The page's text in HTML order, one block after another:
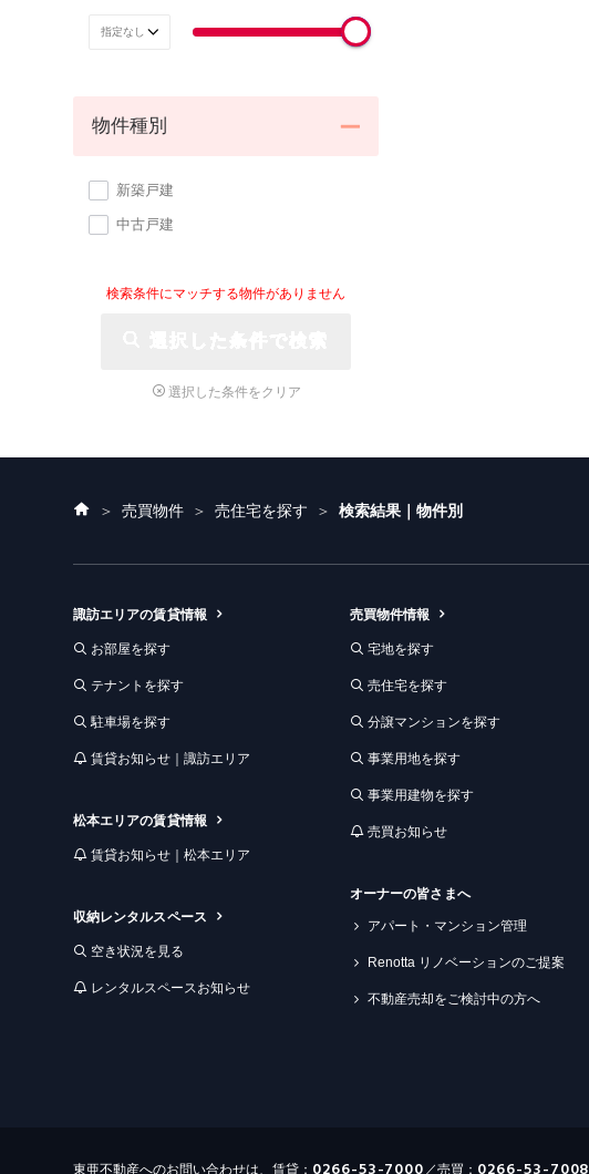
物件種別
新築戸建
中古戸建
選択した条件をクリア
ホ
ム
売買物件 売住宅を探す 検索結果｜物件別
諏訪エリアの賃貸情報
お部屋を探す
テナントを探す
駐車場を探す
賃貸お知らせ｜諏訪エリア
松本エリアの賃貸情報
賃貸お知らせ｜松本エリア
収納レンタルスペース
空き状況を見る
レンタルスペースお知らせ
売買物件情報
宅地を探す
売住宅を探す
分譲マンションを探す
事業用地を探す
事業用建物を探す
売買お知らせ
オーナーの皆さまへ
アパート・マンション管理
Renotta リノベーションのご提案
不動産売却をご検討中の方へ
東亜不動産へのお問い合わせは、賃貸： ／売買：